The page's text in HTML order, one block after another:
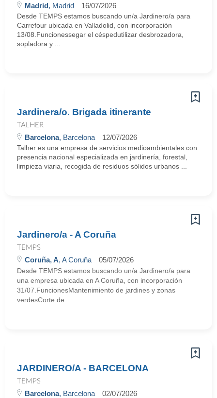
Madrid, Madrid 16/07/2026
Desde TEMPS estamos buscando un/a Jardinero/a para
Carrefour ubicada en Valladolid, con incorporación
13/08.Funcionessegar el céspedutilizar desbrozadora,
sopladora y ...
Jardinera/o. Brigada itinerante
TALHER
Barcelona, Barcelona 12/07/2026
Talher es una empresa de servicios medioambientales con
presencia nacional especializada en jardinería, forestal,
limpieza viaria, recogida de residuos sólidos urbanos ...
Jardinero/a - A Coruña
TEMPS
Coruña, A, A Coruña 05/07/2026
Desde TEMPS estamos buscando un/a Jardinero/a para
una empresa ubicada en A Coruña, con incorporación
31/07.FuncionesMantenimiento de jardines y zonas
verdesCorte de
JARDINERO/A - BARCELONA
TEMPS
Barcelona, Barcelona 02/07/2026